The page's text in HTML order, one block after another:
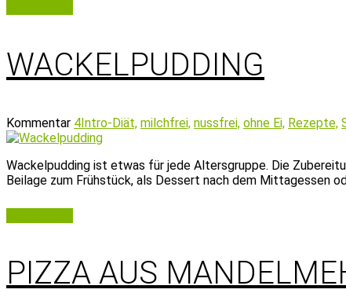
WACKELPUDDING
Kommentar 4Intro-Diät, milchfrei, nussfrei, ohne Ei, Rezepte,
Wackelpudding ist etwas für jede Altersgruppe. Die
Beilage zum Frühstück, als Dessert nach dem Mittagessen
PIZZA AUS